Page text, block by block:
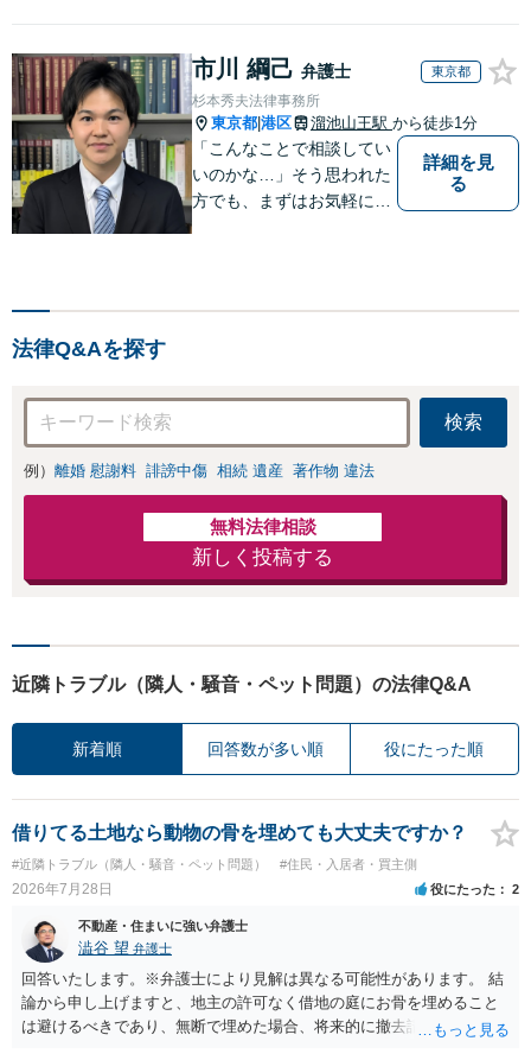
市川 綱己 弁護士 東京都
杉本秀夫法律事務所
東京都 港区 溜池山王駅 から徒歩1分
「こんなことで相談してい
いのかな…」そう思われた
方でも、まずはお気軽に無
詳細を見
る
法律Q&Aを探す
検索
例） 離婚 慰謝料 誹謗中傷 相続 遺産 著作物 違法
無料法律相談
新しく投稿する
近隣トラブル（隣人・騒音・ペット問題）の法律Q&A
新着順 回答数が多い順 役にたった順
借りてる土地なら動物の骨を埋めても大丈夫ですか？
#近隣トラブル（隣人・騒音・ペット問題） #住民・入居者・買主側
2026年7月28日 役にたった 2
不動産・住まいに強い弁護士
澁谷 望 弁護士
回答いたします。※弁護士により見解は異なる可能性があります。 結
論から申し上げますと、地主の許可なく借地の庭にお骨を埋めること
は避けるべきであり、無断で埋めた場合、将来的に撤去請求や退去時